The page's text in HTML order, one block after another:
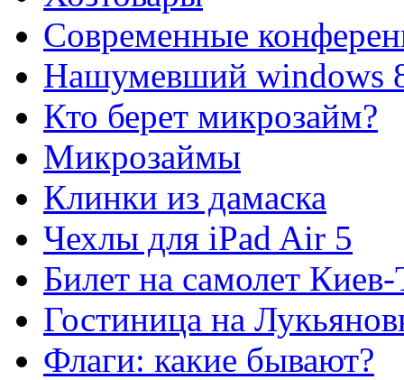
Современные
Нашумевший windows
Кто берет микрозайм?
Микрозаймы
Клинки из дамаска
Чехлы для iPad Air 5
Билет на самолет
Гостиница на
Флаги: какие бывают?